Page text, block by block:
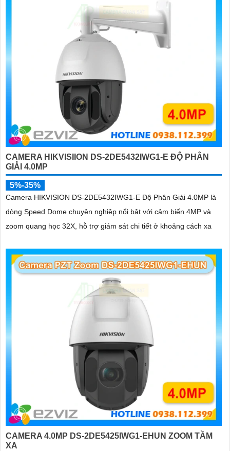
CAMERA HIKVISIION DS-2DE5432IWG1-E ĐỘ PHÂN
GIẢI 4.0MP
5%-35%
Camera HIKVISION DS-2DE5432IWG1-E Độ Phân Giải 4.0MP là
dòng Speed Dome chuyên nghiệp nổi bật với cảm biến 4MP và
zoom quang học 32X, hỗ trợ giám sát chi tiết ở khoảng cách xa
CAMERA 4.0MP DS-2DE5425IWG1-EHUN ZOOM TẦM
XA